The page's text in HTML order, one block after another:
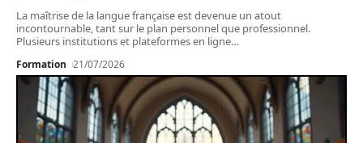
La maîtrise de la langue française est devenue un atout
incontournable, tant sur le plan personnel que professionnel.
Plusieurs institutions et plateformes en ligne…
Formation 21/07/2026